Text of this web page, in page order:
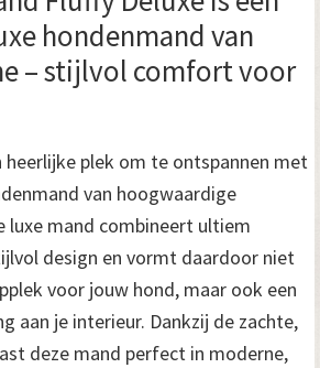
hondenmand van
– stijlvol comfort voor
heerlijke plek om te ontspannen met
van hoogwaardige
luxe mand combineert ultiem
design en vormt daardoor niet
voor jouw hond, maar ook een
aan je interieur. Dankzij de zachte,
deze mand perfect in moderne,